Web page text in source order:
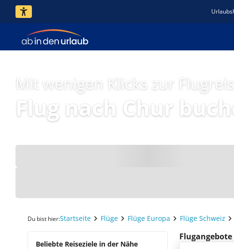
Mit wenigen Klicks zur
Flug nach Chur
Du bist hier:Startseite Flüge Flüge Europa Flüge Schweiz
Beliebte Reiseziele in der Nähe